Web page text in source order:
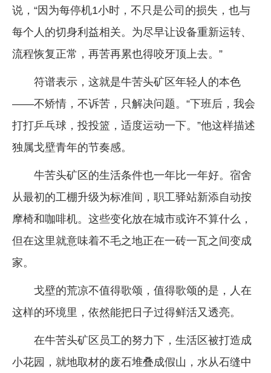
说，“因为每停机1小时，不只是公司的损失，也与
每个人的切身利益相关。为尽早让设备重新运转、
流程恢复正常，再苦再累也得咬牙顶上去。”
符谱表示，这就是牛苦头矿区年轻人的本色
——不矫情，不诉苦，只解决问题。“下班后，我会
打打乒乓球，投投篮，适度运动一下。”他这样描述
独属戈壁青年的节奏感。
牛苦头矿区的生活条件也一年比一年好。宿舍
从最初的工棚升级为标准间，职工驿站新添自动按
摩椅和咖啡机。这些变化放在城市或许不算什么，
但在这里就意味着不毛之地正在一砖一瓦之间变成
家。
戈壁的荒凉不值得歌颂，值得歌颂的是，人在
这样的环境里，依然能把日子过得鲜活又透亮。
在牛苦头矿区员工的努力下，生活区被打造成
小花园，就地取材的废石堆叠成假山，水从石缝中